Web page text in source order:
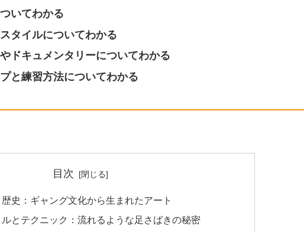
いてわかる
タイルについてわかる
ドキュメンタリーについてわかる
と練習方法についてわかる
目次
史：ギャング文化から生まれたアート
とテクニック：流れるような足さばきの秘密